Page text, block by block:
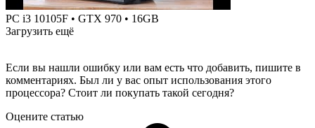
PC i3 10105F • GTX 970 • 16GB
Загрузить ещё
Если вы нашли ошибку или вам есть что добавить, пишите в
комментариях. Был ли у вас опыт использования этого
процессора? Стоит ли покупать такой сегодня?
Оцените статью